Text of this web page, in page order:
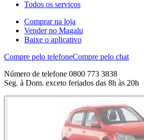
Todos os serviços
Comprar na loja
Vender no Magalu
Baixe o aplicativo
Compre pelo telefoneCompre pelo chat
Número de telefone 0800 773 3838
Seg. à Dom. exceto feriados das 8h às 20h